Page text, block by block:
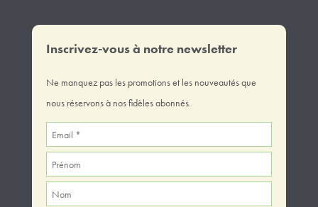
Inscrivez-vous à notre newsletter
Ne manquez pas les promotions et les nouveautés que
nous réservons à nos fidèles abonnés.